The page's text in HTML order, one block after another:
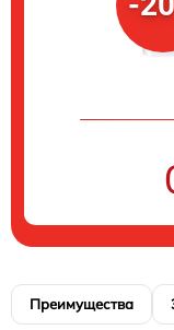
Преимущества